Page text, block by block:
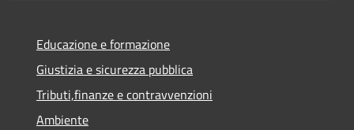
Educazione e formazione
Giustizia e sicurezza pubblica
Tributi,finanze e contravvenzioni
Ambiente